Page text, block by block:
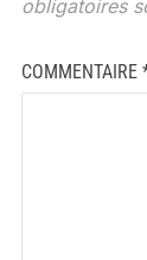
obligatoires
COMMENTAIRE